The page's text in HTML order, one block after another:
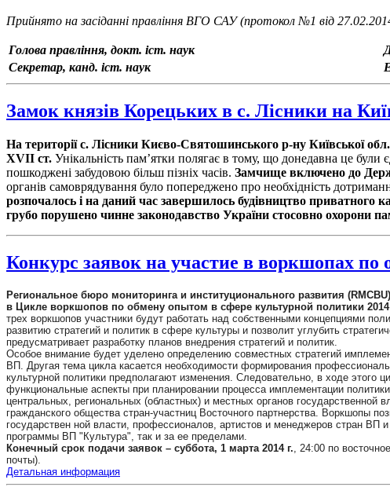
Прийнято на засіданні правління ВГО САУ (протокол №1 від
Голова правління, докт. іст. наук
Секретар, канд. іст. наук
Замок князів Корецьких в с. Лісники на
На території с. Лісники Києво-Святошинського р-ну Київської
XVII ст. Унікальність пам’ятки полягає в тому, що донедавна це були
пошкоджені забудовою більш пізніх часів. Замчище включено до
органів самоврядування було попереджено про необхідність
розпочалось і на даний час завершилось будівництво
грубо порушено чинне законодавство України стосовно охорони
Конкурс заявок на участие в воркшопах
Региональное бюро мониторинга и институционального развития
в Цикле воркшопов по обмену опытом в сфере культурной политики
трех воркшопов участники будут работать над собственными концепциями
развитию стратегий и политик в сфере культуры и позволит углубить
предусматривает разработку планов внедрения стратегий и политик.
Особое внимание будет уделено определению совместных стратегий
ВП. Другая тема цикла касается необходимости формирования
культурной политики предполагают изменения. Следовательно, в ходе этого
функциональные аспекты при планировании процесса имплементации
центральных, региональных (областных) и местных органов государственной
гражданского общества стран-участниц Восточного партнерства. Воркшопы
государствен ной власти, профессионалов, артистов и менеджеров стран ВП
программы ВП "Культура", так и за ее пределами.
Конечный срок подачи заявок – суббота, 1 марта 2014 г. , 24:00 по
почты).
Детальная информация